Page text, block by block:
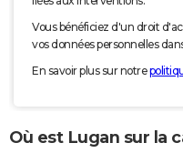
Vous bénéficiez d'un droit
vos données personnelles
En savoir plus sur notre
Où est Lugan sur la